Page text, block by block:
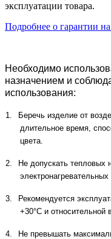
эксплуатации товара.
Подробнее о гарантии
Необходимо
назначением и
использования:
1.
Беречь изделие от
длительное время,
цвета.
2.
Не допускать тепловых
3.
Рекомендуется
+30°С и относительной
4.
Не превышать